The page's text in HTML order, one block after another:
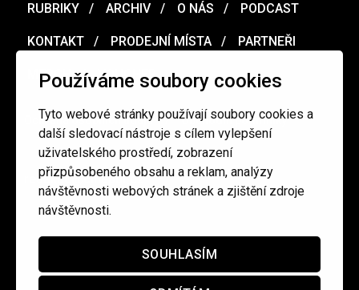
Používáme soubory cookies
Tyto webové stránky používají soubory cookies a
další sledovací nástroje s cílem vylepšení
uživatelského prostředí, zobrazení
přizpůsobeného obsahu a reklam, analýzy
návštěvnosti webových stránek a zjištění zdroje
návštěvnosti.
SOUHLASÍM
RUBRIKY ARCHIV O NÁS PODCAST
KONTAKT PRODEJNÍ MÍSTA PARTNEŘI
MERCH VOUCHER
Ochrana osobních údajů / Obchodní podmínky
redakce@cinepur.cz